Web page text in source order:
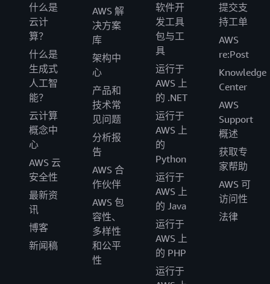
什么是
云计
算？
什么是
生成式
人工智
能？
云计算
概念中
心
AWS 云
安全性
最新资
讯
博客
新闻稿
AWS 解
决方案
库
架构中
心
产品和
技术常
见问题
分析报
告
AWS 合
作伙伴
AWS 包
容性、
多样性
和公平
性
软件开
发工具
包与工
具
运行于
AWS 上
的 .NET
运行于
AWS 上
的
Python
运行于
AWS 上
的 Java
运行于
AWS 上
的 PHP
运行于
提交支
持工单
AWS
re:Post
Knowledge
Center
AWS
Support
概述
获取专
家帮助
AWS 可
访问性
法律